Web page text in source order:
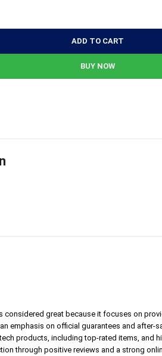
ADD TO CART
BUY NOW
considered great because it focuses on
emphasis on official guarantees and after-
products, including top-rated items, and
through positive reviews and a strong